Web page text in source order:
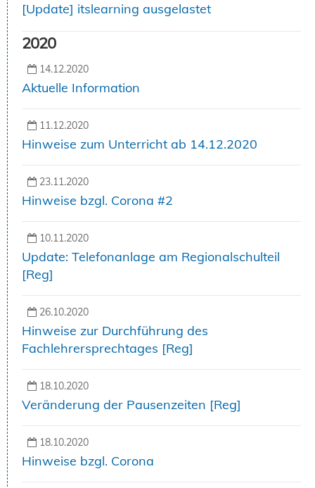
[Update] itslearning ausgelastet
2020
14.12.2020
Aktuelle Information
11.12.2020
Hinweise zum Unterricht ab 14.12.2020
23.11.2020
Hinweise bzgl. Corona #2
10.11.2020
Update: Telefonanlage am Regionalschulteil
[Reg]
26.10.2020
Hinweise zur Durchführung des
Fachlehrersprechtages [Reg]
18.10.2020
Veränderung der Pausenzeiten [Reg]
18.10.2020
Hinweise bzgl. Corona